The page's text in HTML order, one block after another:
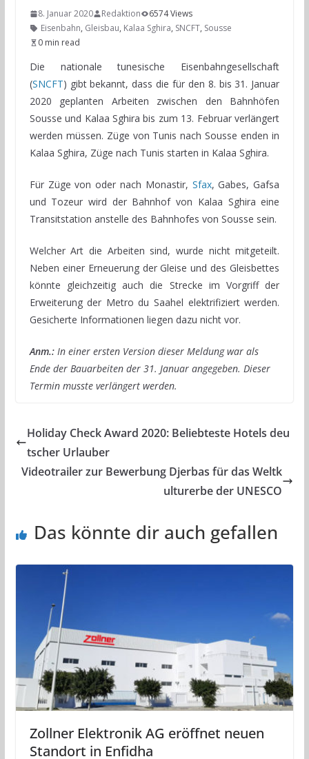
8. Januar 2020 Redaktion
6574 Views
Eisenbahn, Gleisbau, Kalaa Sghira, SNCFT, Sousse
0 min read
Die nationale tunesische Eisenbahngesellschaft
(SNCFT) gibt bekannt, dass die für den 8. bis 31. Januar
2020 geplanten Arbeiten zwischen den Bahnhöfen
Sousse und Kalaa Sghira bis zum 13. Februar verlängert
werden müssen. Züge von Tunis nach Sousse enden in
Kalaa Sghira, Züge nach Tunis starten in Kalaa Sghira.
Für Züge von oder nach Monastir, Sfax, Gabes, Gafsa
und Tozeur wird der Bahnhof von Kalaa Sghira eine
Transitstation anstelle des Bahnhofes von Sousse sein.
Welcher Art die Arbeiten sind, wurde nicht mitgeteilt.
Neben einer Erneuerung der Gleise und des Gleisbettes
könnte gleichzeitig auch die Strecke im Vorgriff der
Erweiterung der Metro du Saahel elektrifiziert werden.
Gesicherte Informationen liegen dazu nicht vor.
Anm.:In einer ersten Version dieser Meldung war als
Ende der Bauarbeiten der 31. Januar angegeben. Dieser
Termin musste verlängert werden.
Holiday Check Award 2020: Beliebteste Hotels deu
tscher Urlauber
Videotrailer zur Bewerbung Djerbas für das Weltk
ulturerbe der UNESCO
Das könnte dir auch gefallen
Zollner Elektronik AG eröffnet neuen
Standort in Enfidha